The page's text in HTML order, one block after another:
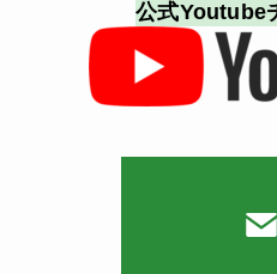
公式Youtube